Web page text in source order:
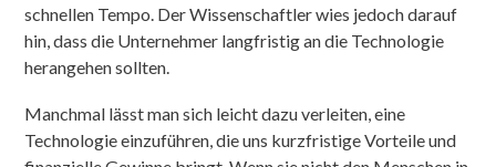
schnellen Tempo. Der Wissenschaftler wies jedoch darauf
hin, dass die Unternehmer langfristig an die Technologie
herangehen sollten.
Manchmal lässt man sich leicht dazu verleiten, eine
Technologie einzuführen, die uns kurzfristige Vorteile und